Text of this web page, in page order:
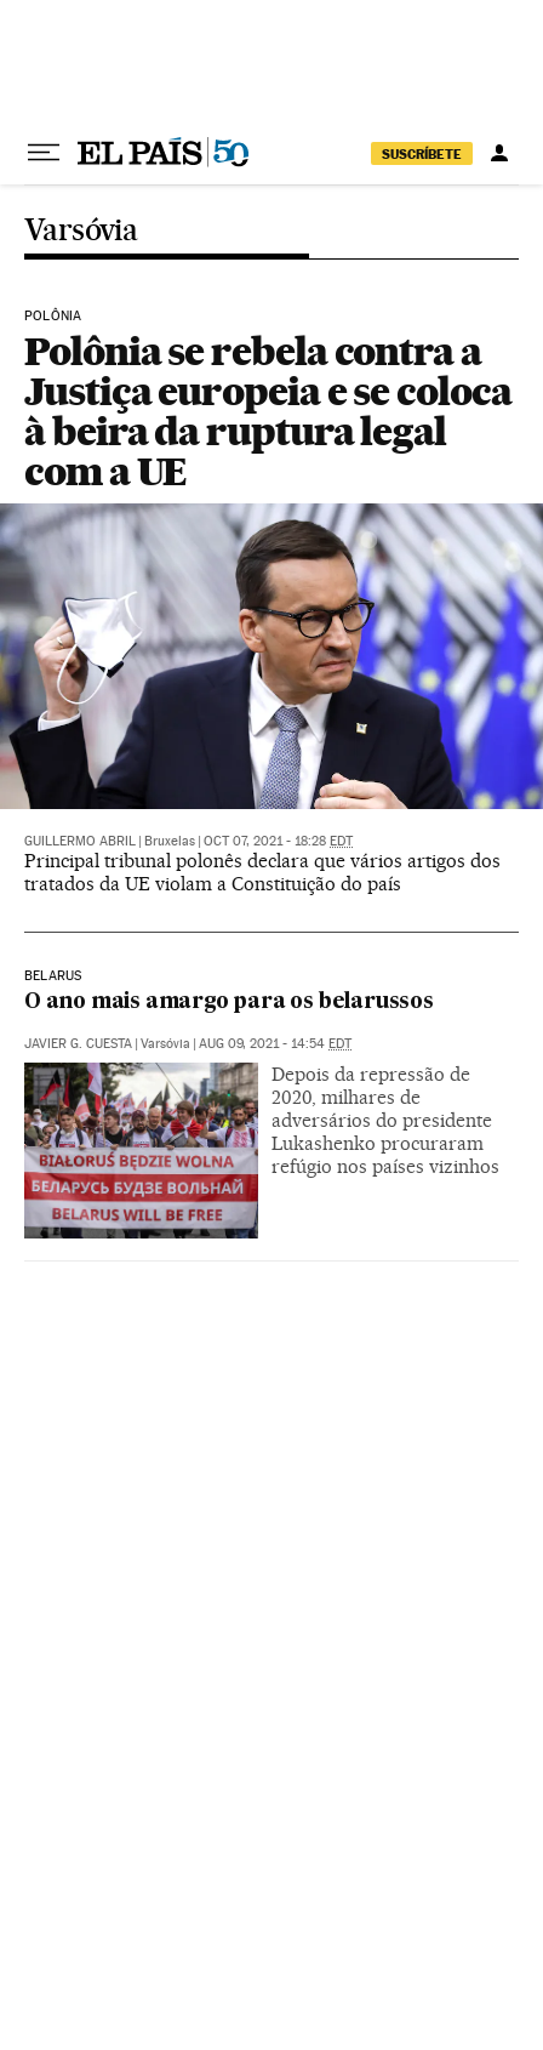
SUSCRÍBETE
Varsóvia
POLÔNIA
Polônia se rebela contra a
Justiça europeia e se coloca
à beira da ruptura legal
com a UE
GUILLERMO ABRIL Bruxelas OCT 07, 2021 - 18:28 EDT
Principal tribunal polonês declara que vários artigos dos
tratados da UE violam a Constituição do país
BELARUS
O ano mais amargo para os belarussos
JAVIER G. CUESTA Varsóvia AUG 09, 2021 - 14:54 EDT
Depois da repressão de
2020, milhares de
adversários do presidente
Lukashenko procuraram
refúgio nos países vizinhos